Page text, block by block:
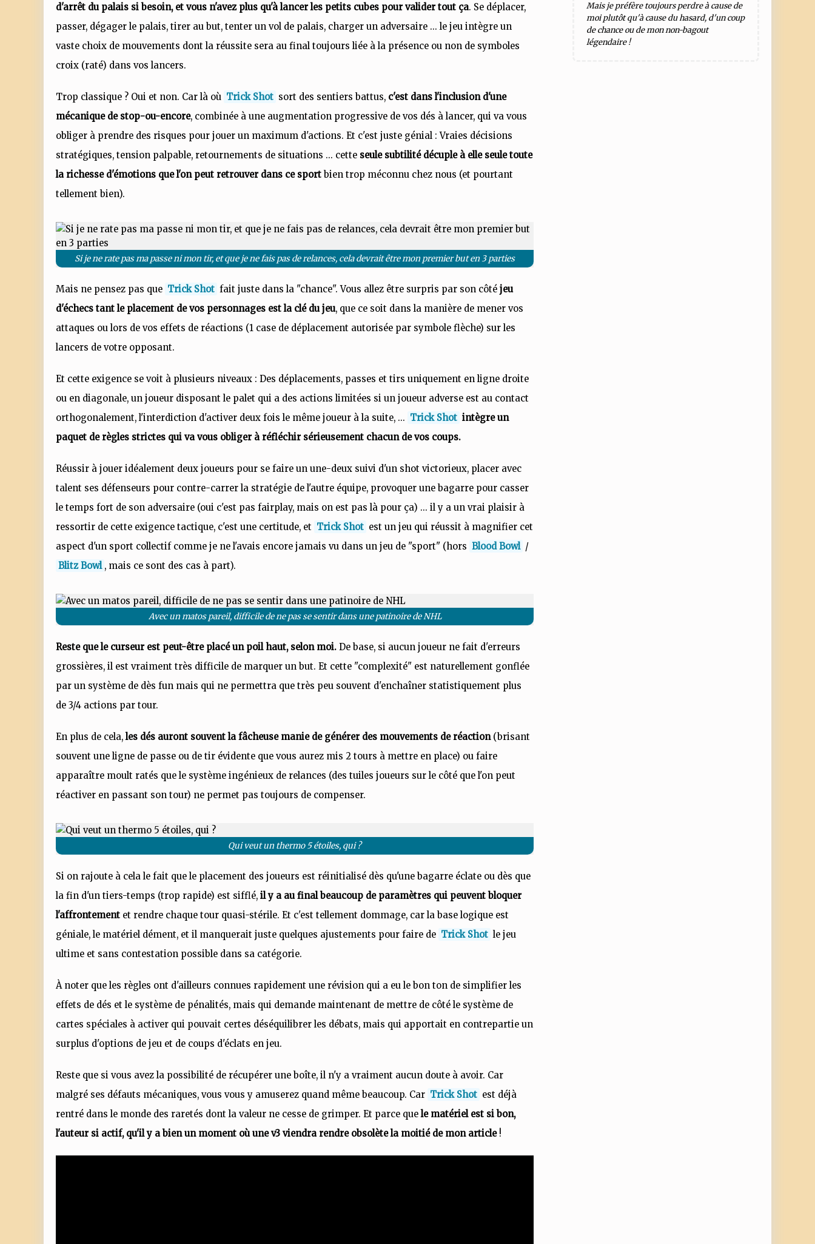
d'arrêt du palais si besoin, et vous n'avez plus qu'à lancer les petits cubes pour valider tout ça. Se déplacer,
passer, dégager le palais, tirer au but, tenter un vol de palais, charger un adversaire ... le jeu intègre un
vaste choix de mouvements dont la réussite sera au final toujours liée à la présence ou non de symboles
croix (raté) dans vos lancers.
Trop classique ? Oui et non. Car là où Trick Shot sort des sentiers battus, c'est dans l'inclusion d'une
mécanique de stop-ou-encore, combinée à une augmentation progressive de vos dés à lancer, qui va vous
obliger à prendre des risques pour jouer un maximum d'actions. Et c'est juste génial : Vraies décisions
stratégiques, tension palpable, retournements de situations ... cette seule subtilité décuple à elle seule toute
la richesse d'émotions que l'on peut retrouver dans ce sportbien trop méconnu chez nous (et pourtant
tellement bien).
Si je ne rate pas ma passe ni mon tir, et que je ne fais pas de relances, cela devrait être mon premier but en 3 parties
Mais ne pensez pas que Trick Shot fait juste dans la "chance". Vous allez être surpris par son côté jeu
d'échecs tant le placement de vos personnages est la clé du jeu, que ce soit dans la manière de mener vos
attaques ou lors de vos effets de réactions (1 case de déplacement autorisée par symbole flèche) sur les
lancers de votre opposant.
Et cette exigence se voit à plusieurs niveaux : Des déplacements, passes et tirs uniquement en ligne droite
ou en diagonale, un joueur disposant le palet qui a des actions limitées si un joueur adverse est au contact
orthogonalement, l'interdiction d'activer deux fois le même joueur à la suite, ... Trick Shot intègre un
paquet de règles strictes qui va vous obliger à réfléchir sérieusement chacun de vos coups.
Réussir à jouer idéalement deux joueurs pour se faire un une-deux suivi d'un shot victorieux, placer avec
talent ses défenseurs pour contre-carrer la stratégie de l'autre équipe, provoquer une bagarre pour casser
le temps fort de son adversaire (oui c'est pas fairplay, mais on est pas là pour ça) ... il y a un vrai plaisir à
ressortir de cette exigence tactique, c'est une certitude, et Trick Shot est un jeu qui réussit à magnifier cet
aspect d'un sport collectif comme je ne l'avais encore jamais vu dans un jeu de "sport" (hors Blood Bowl /
Blitz Bowl , mais ce sont des cas à part).
Avec un matos pareil, difficile de ne pas se sentir dans une patinoire de NHL
Reste que le curseur est peut-être placé un poil haut, selon moi. De base, si aucun joueur ne fait d'erreurs
grossières, il est vraiment très difficile de marquer un but. Et cette "complexité" est naturellement gonflée
par un système de dès fun mais qui ne permettra que très peu souvent d'enchaîner statistiquement plus
de 3/4 actions par tour.
En plus de cela,les dés auront souvent la fâcheuse manie de générer des mouvements de réaction(brisant
souvent une ligne de passe ou de tir évidente que vous aurez mis 2 tours à mettre en place) ou faire
apparaître moult ratés que le système ingénieux de relances (des tuiles joueurs sur le côté que l'on peut
réactiver en passant son tour) ne permet pas toujours de compenser.
Qui veut un thermo 5 étoiles, qui ?
Si on rajoute à cela le fait que le placement des joueurs est réinitialisé dès qu'une bagarre éclate ou dès que
la fin d'un tiers-temps (trop rapide) est sifflé, il y a au final beaucoup de paramètres qui peuvent bloquer
l'affrontement et rendre chaque tour quasi-stérile. Et c'est tellement dommage, car la base logique est
géniale, le matériel dément, et il manquerait juste quelques ajustements pour faire de Trick Shot le jeu
ultime et sans contestation possible dans sa catégorie.
À noter que les règles ont d'ailleurs connues rapidement une révision qui a eu le bon ton de simplifier les
effets de dés et le système de pénalités, mais qui demande maintenant de mettre de côté le système de
cartes spéciales à activer qui pouvait certes déséquilibrer les débats, mais qui apportait en contrepartie un
surplus d'options de jeu et de coups d'éclats en jeu.
Reste que si vous avez la possibilité de récupérer une boîte, il n'y a vraiment aucun doute à avoir. Car
malgré ses défauts mécaniques, vous vous y amuserez quand même beaucoup. Car Trick Shot est déjà
rentré dans le monde des raretés dont la valeur ne cesse de grimper. Et parce quele matériel est si bon,
l'auteur si actif, qu'il y a bien un moment où une v3 viendra rendre obsolète la moitié de mon article!
Mais je préfère toujours perdre à cause de
moi plutôt qu'à cause du hasard, d'un coup
de chance ou de mon non-bagout
légendaire !